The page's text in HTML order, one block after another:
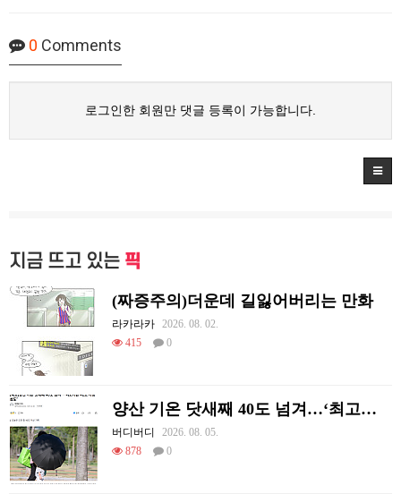
0 Comments
로그인한 회원만 댓글 등록이 가능합니다.
지금 뜨고 있는 픽
(짜증주의)더운데 길잃어버리는 만화
라카라카 2026. 08. 02.
415
0
양산 기온 닷새째 40도 넘겨…‘최고기온 42도 가능성도’
버디버디
2026. 08. 05.
878
0